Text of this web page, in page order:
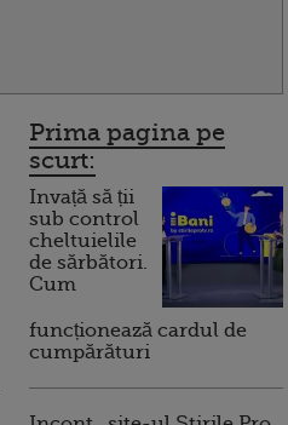
Prima pagina pe
scurt:
Invață să ții
sub control
cheltuielile
de sărbători.
Cum
funcționează cardul de
cumpărături